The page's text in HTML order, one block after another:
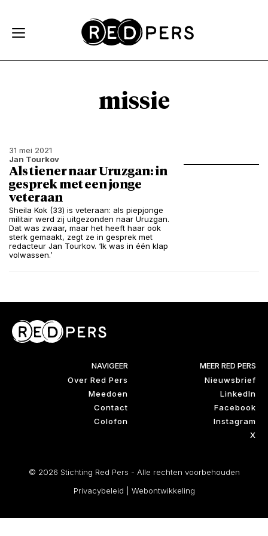
missie
31 mei 2021
Jan Tourkov
Als tiener naar Uruzgan: in
gesprek met een jonge
veteraan
Sheila Kok (33) is veteraan: als piepjonge
militair werd zij uitgezonden naar Uruzgan.
Dat was zwaar, maar het heeft haar ook
sterk gemaakt, zegt ze in gesprek met
redacteur Jan Tourkov. ‘Ik was in één klap
volwassen.’
NAVIGEER
Over Red Pers
Meedoen
Contact
Colofon
MEER RED PERS
Nieuwsbrief
LinkedIn
Facebook
Instagram
X
© 2026 Stichting Red Pers - Alle rechten voorbehouden
Privacybeleid
Webontwikkeling